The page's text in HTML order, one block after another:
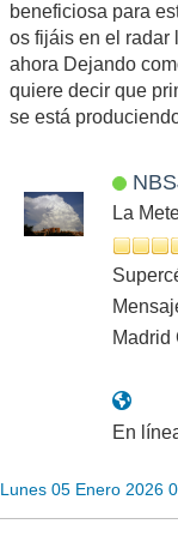
beneficiosa para
os fijáis en el radar
ahora Dejando
quiere decir que
se está
La
Madrid
En
Lunes 05 Enero 2026